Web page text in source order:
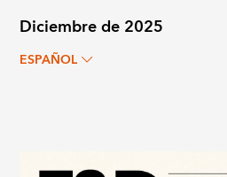
Diciembre de 2025
ESPAÑOL